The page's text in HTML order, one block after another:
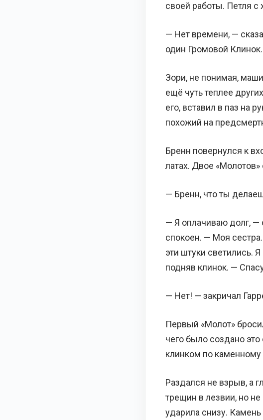
своей работы. Петля с
— Нет времени, —
один Громовой
Зори, не понимая,
ещё чуть теплее
его, вставил в паз на
похожий на
Бренн повернулся к
латах. Двое
— Бренн, что ты
— Я оплачиваю долг, —
спокоен. — Моя
эти штуки светились.
подняв клинок. —
— Нет! — закричал
Первый «Молот»
чего было создано
клинком по
Раздался не взрыв, а
трещин в лезвии, но не
ударила снизу.